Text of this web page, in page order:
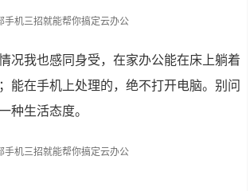
况我也感同身受，在家办公能在床上躺着
能在手机上处理的，绝不打开电脑。别问
生活态度。